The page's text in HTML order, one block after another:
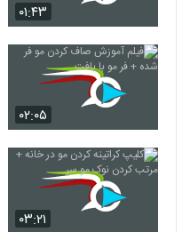
۰۱:۴۳
۰۲:۰۵
۰۳:۲۱